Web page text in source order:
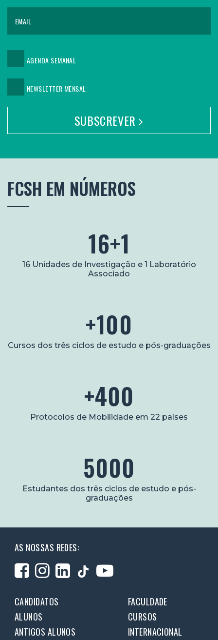
AGENDA SEMANAL
NEWSLETTER MENSAL
SUBSCREVER
FCSH EM NÚMEROS
16+1
16 Unidades de Investigação e 1 Laboratório
Associado
+100
Cursos dos três ciclos de estudo e pós-graduações
+400
Protocolos de Mobilidade em 22 países
5000
Estudantes dos três ciclos de estudo e pós-
graduações
AS NOSSAS REDES:
CANDIDATOS
FACULDADE
ALUNOS
CURSOS
ANTIGOS ALUNOS
INTERNACIONAL